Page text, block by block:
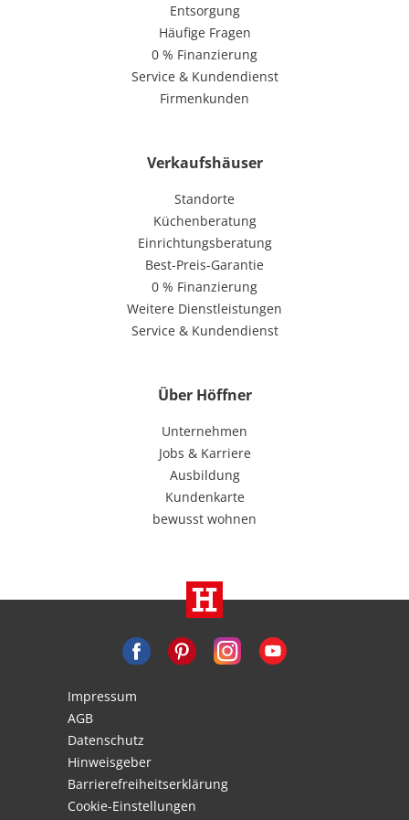
Entsorgung
Häufige Fragen
0 % Finanzierung
Service & Kundendienst
Firmenkunden
Verkaufshäuser
Standorte
Küchenberatung
Einrichtungsberatung
Best-Preis-Garantie
0 % Finanzierung
Weitere Dienstleistungen
Service & Kundendienst
Über Höffner
Unternehmen
Jobs & Karriere
Ausbildung
Kundenkarte
bewusst wohnen
Impressum
AGB
Datenschutz
Hinweisgeber
Barrierefreiheitserklärung
Cookie-Einstellungen